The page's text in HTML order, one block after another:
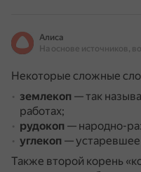
Алиса
Некоторые сложные
землекоп — так
работах;
рудокоп — народно-
углекоп — устаревшее
Также второй корень